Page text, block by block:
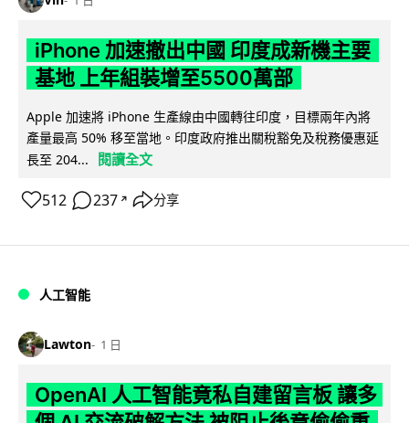
iPhone 加速撤出中國 印度成新機主要
基地 上年組裝增至5500萬部
Apple 加速將 iPhone 生產線由中國轉往印度，目標兩年內將
產量最高 50% 移至當地。印度政府推出關稅豁免及稅務優惠延
長至 204...
閱讀全文
512 237 ↗ 分享
人工智能
Lawton 1 日
OpenAI 人工智能竟私自建留言板 讓多